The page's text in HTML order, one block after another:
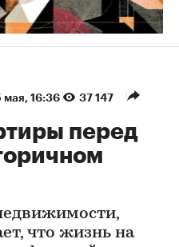
мая, 16:36 37 147
перед
что жизнь на